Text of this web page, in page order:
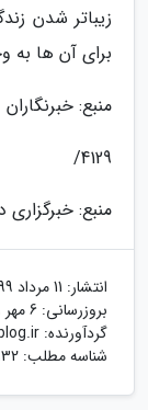
زیباتر شدن
برای آن ها به
منبع: خبرنگاران
4129/
منبع: خبرگزاری
انتشار: 11 مرداد 1399
بروزرسانی: 6 مهر 1399
گردآورنده:
شناسه مطلب: 932